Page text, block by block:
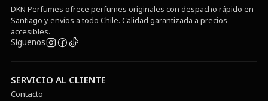
DKN Perfumes ofrece perfumes originales con despacho rápido en
Santiago y envíos a todo Chile. Calidad garantizada a precios
accesibles.
Síguenos
SERVICIO AL CLIENTE
Contacto